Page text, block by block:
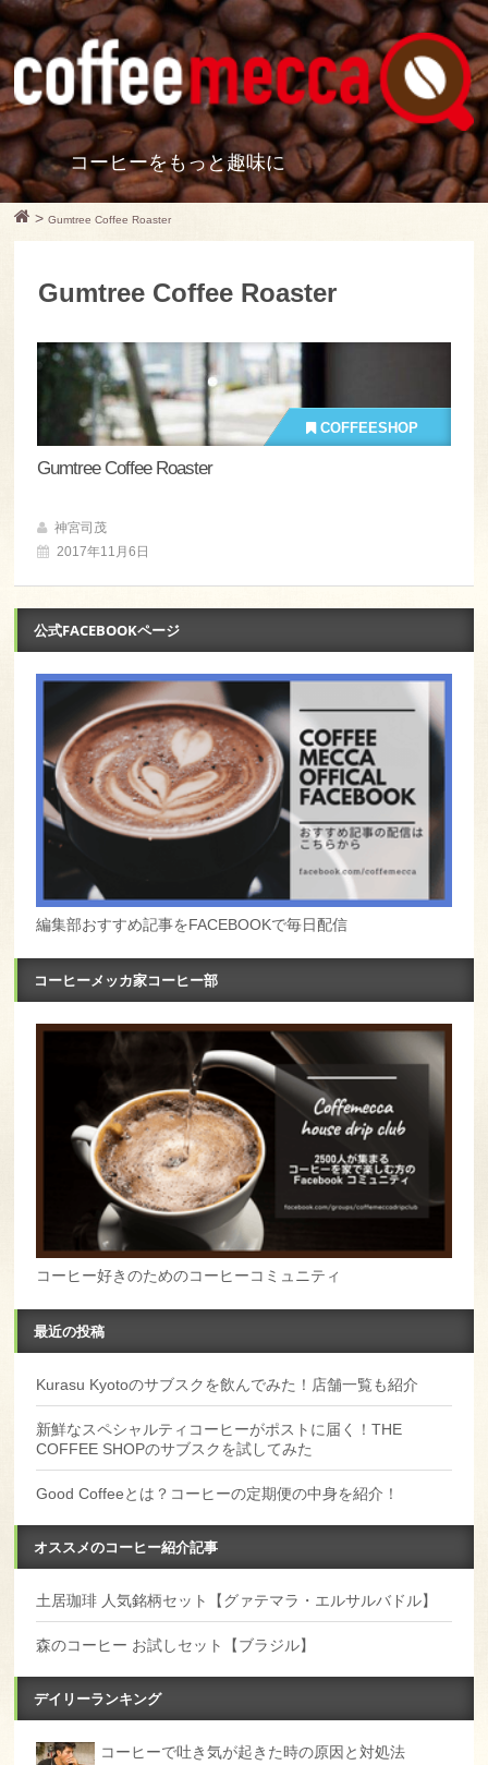
コーヒーをもっと趣味に
>Gumtree Coffee Roaster
Gumtree Coffee Roaster
COFFEESHOP
Gumtree Coffee Roaster
神宮司茂
2017年11月6日
公式FACEBOOKページ
編集部おすすめ記事をFACEBOOKで毎日配信
コーヒーメッカ家コーヒー部
コーヒー好きのためのコーヒーコミュニティ
最近の投稿
Kurasu Kyotoのサブスクを飲んでみた！店舗一覧も紹介
新鮮なスペシャルティコーヒーがポストに届く！THE
COFFEE SHOPのサブスクを試してみた
Good Coffeeとは？コーヒーの定期便の中身を紹介！
オススメのコーヒー紹介記事
土居珈琲 人気銘柄セット【グァテマラ・エルサルバドル】
森のコーヒー お試しセット【ブラジル】
デイリーランキング
コーヒーで吐き気が起きた時の原因と対処法